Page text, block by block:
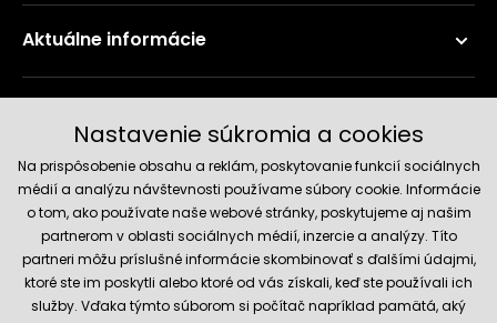
Aktuálne informácie
Spoľahlivý obchod
Nastavenie súkromia a cookies
Na prispôsobenie obsahu a reklám, poskytovanie funkcií sociálnych
médií a analýzu návštevnosti používame súbory cookie. Informácie
o tom, ako používate naše webové stránky, poskytujeme aj našim
partnerom v oblasti sociálnych médií, inzercie a analýzy. Títo
partneri môžu príslušné informácie skombinovať s ďalšími údajmi,
ktoré ste im poskytli alebo ktoré od vás získali, keď ste používali ich
služby. Vďaka týmto súborom si počítač napríklad pamätá, aký